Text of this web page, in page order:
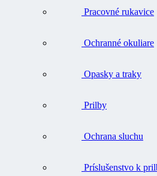
Pracovné rukavice
Ochranné okuliare
Opasky a traky
Prilby
Ochrana sluchu
Príslušenstvo k